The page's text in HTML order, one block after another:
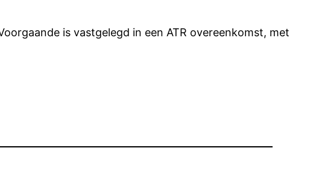
is vastgelegd in een ATR overeenkomst, met